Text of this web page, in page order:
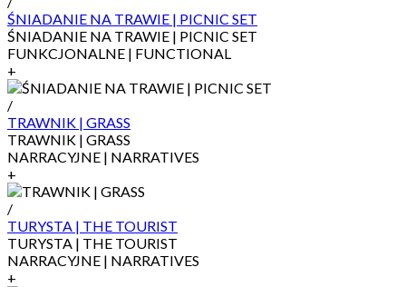
ŚNIADANIE NA TRAWIE | PICNIC SET
ŚNIADANIE NA TRAWIE | PICNIC SET
FUNKCJONALNE | FUNCTIONAL
+
/
TRAWNIK | GRASS
TRAWNIK | GRASS
NARRACYJNE | NARRATIVES
+
/
TURYSTA | THE TOURIST
TURYSTA | THE TOURIST
NARRACYJNE | NARRATIVES
+